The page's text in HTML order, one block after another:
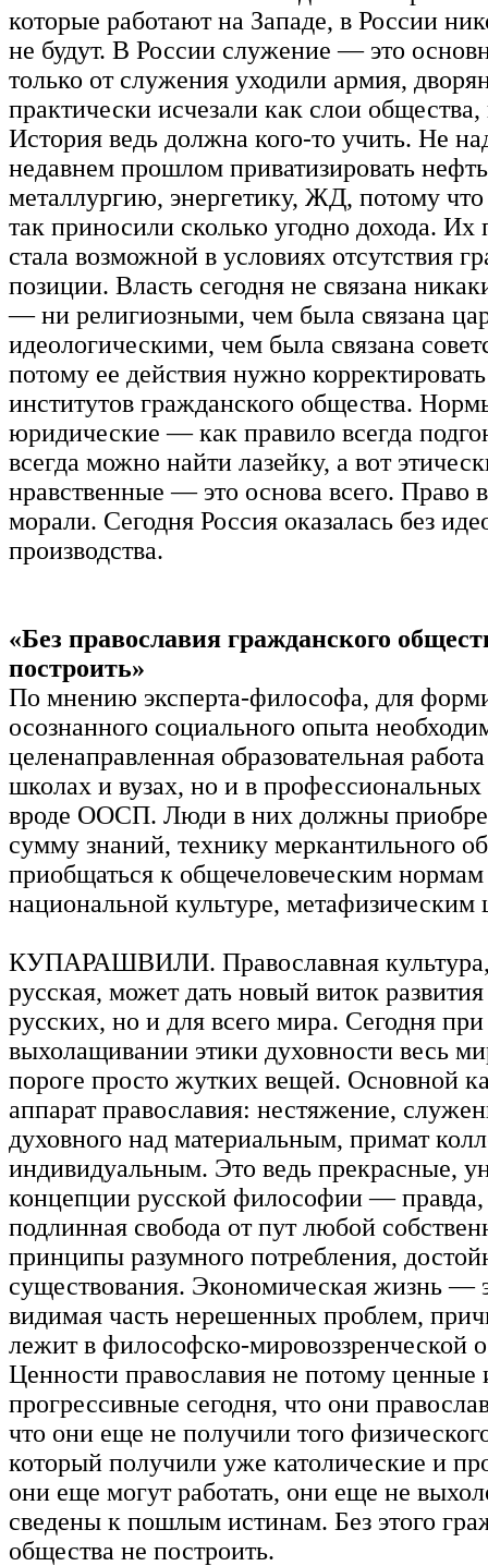
которые работают на Западе, в России
не будут. В России служение — это
только от служения уходили армия,
практически исчезали как слои общества,
История ведь должна кого-то учить. Не
недавнем прошлом приватизировать
металлургию, энергетику, ЖД, потому что
так приносили сколько угодно дохода. Их
стала возможной в условиях отсутствия
позиции. Власть сегодня не связана
— ни религиозными, чем была связана
идеологическими, чем была связана
потому ее действия нужно
институтов гражданского общества.
юридические — как правило всегда
всегда можно найти лазейку, а вот
нравственные — это основа всего. Право
морали. Сегодня Россия оказалась без
производства.
«Без православия гражданского
построить»
По мнению эксперта-философа, для
осознанного социального опыта
целенаправленная образовательная
школах и вузах, но и в профессиональных
вроде ООСП. Люди в них должны
сумму знаний, технику меркантильного
приобщаться к общечеловеческим
национальной культуре, метафизическим
КУПАРАШВИЛИ. Православная
русская, может дать новый виток
русских, но и для всего мира. Сегодня при
выхолащивании этики духовности весь
пороге просто жутких вещей. Основной
аппарат православия: нестяжение,
духовного над материальным, примат
индивидуальным. Это ведь прекрасные,
концепции русской философии — правда,
подлинная свобода от пут любой
принципы разумного потребления,
существования. Экономическая жизнь —
видимая часть нерешенных проблем,
лежит в философско-мировоззренческой
Ценности православия не потому ценные
прогрессивные сегодня, что они
что они еще не получили того
который получили уже католические и
они еще могут работать, они еще не
сведены к пошлым истинам. Без этого
общества не построить.